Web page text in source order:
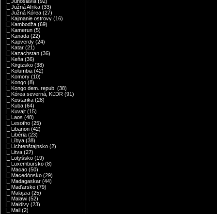
|_ Južná Afrika (33)
|_ Južná Kórea (27)
|_ Kajmanie ostrovy (16)
|_ Kambodža (69)
|_ Kamerun (5)
|_ Kanada (22)
|_ Kapverdy (24)
|_ Katar (21)
|_ Kazachstan (36)
|_ Keňa (36)
|_ Kirgizsko (38)
|_ Kolumbia (42)
|_ Komory (10)
|_ Kongo (8)
|_ Kongo dem. repub. (38)
|_ Kórea severná, KĽDR (91)
|_ Kostarika (28)
|_ Kuba (64)
|_ Kuvajt (15)
|_ Laos (48)
|_ Lesotho (25)
|_ Libanon (42)
|_ Libéria (23)
|_ Líbya (38)
|_ Lichtenštajnsko (2)
|_ Litva (27)
|_ Lotyšsko (19)
|_ Luxembursko (8)
|_ Macao (50)
|_ Macedónsko (29)
|_ Madagaskar (44)
|_ Maďarsko (79)
|_ Malajzia (25)
|_ Malawi (52)
|_ Maldivy (23)
|_ Mali (2)